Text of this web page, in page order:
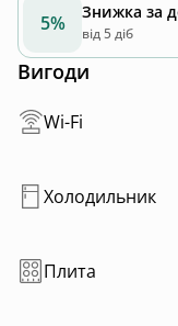
5% Знижка за
від 5 діб
Вигоди
Wi-Fi
Холодильник
Плита